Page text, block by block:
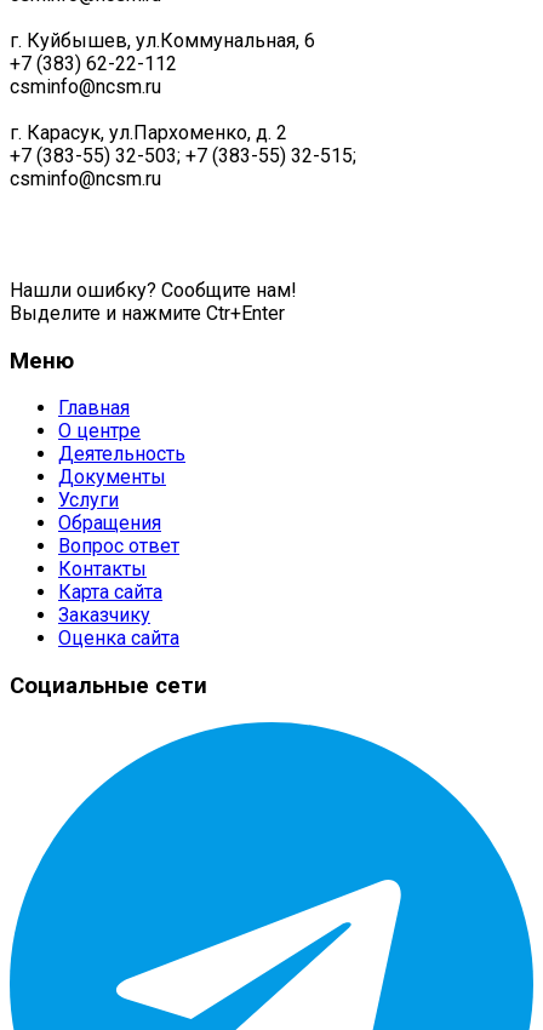
г. Куйбышев, ул.Коммунальная, 6
+7 (383) 62-22-112
csminfo@ncsm.ru
г. Карасук, ул.Пархоменко, д. 2
+7 (383-55) 32-503; +7 (383-55) 32-515;
csminfo@ncsm.ru
Нашли ошибку? Сообщите нам!
Выделите и нажмите Ctr+Enter
Меню
Главная
О центре
Деятельность
Документы
Услуги
Обращения
Вопрос ответ
Контакты
Карта сайта
Заказчику
Оценка сайта
Социальные сети